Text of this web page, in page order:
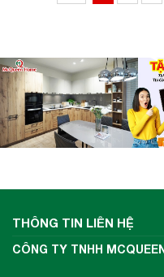
THÔNG TIN LIÊN HỆ
CÔNG TY TNHH